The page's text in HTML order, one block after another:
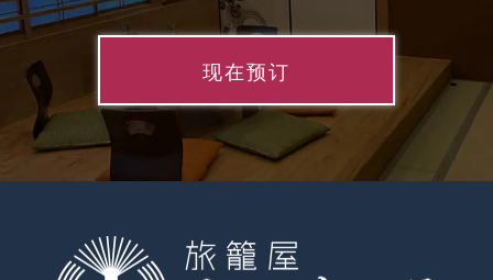
现在预订